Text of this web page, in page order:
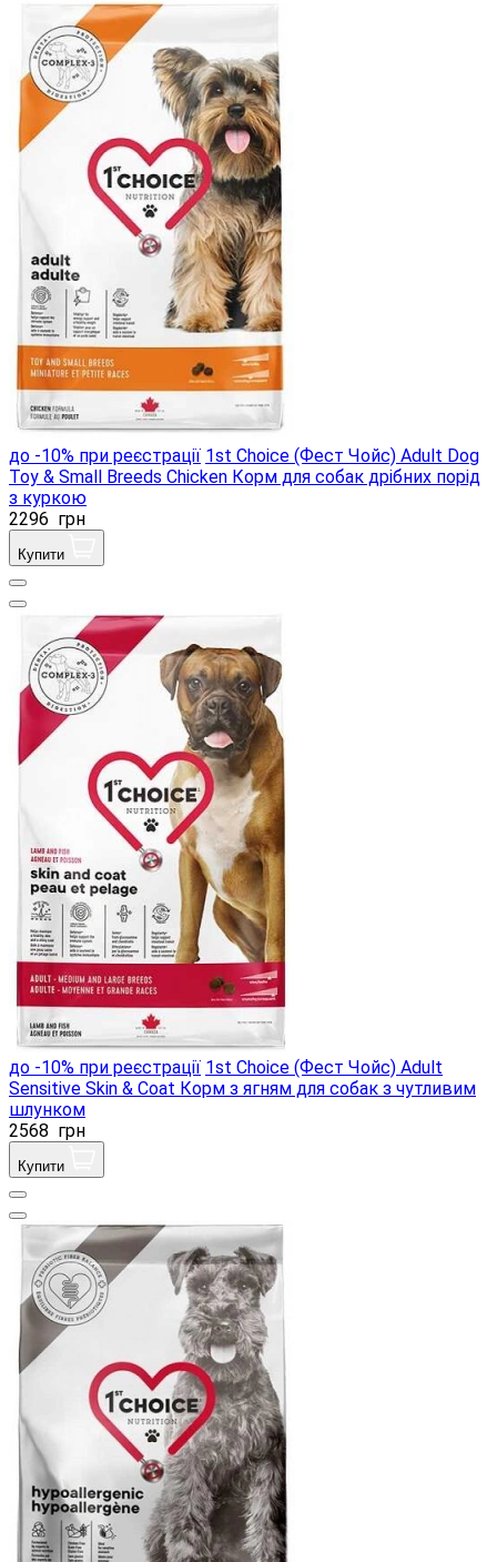
до -10% при реєстрації 1st Choice (Фест Чойс) Adult Dog
Toy & Small Breeds Chicken Корм ​​для собак дрібних порід
з куркою
2296 грн
Купити
до -10% при реєстрації 1st Choice (Фест Чойс) Adult
Sensitive Skin & Coat Корм ​​з ягням для собак з чутливим
шлунком
2568 грн
Купити